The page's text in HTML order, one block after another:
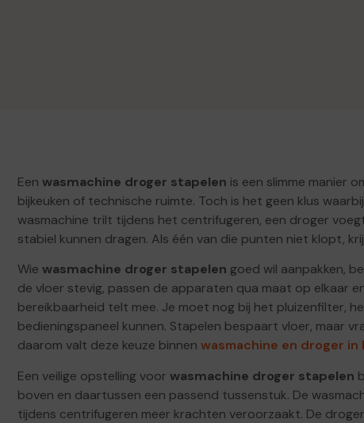
Een wasmachine droger stapelen is een slimme manier
bijkeuken of technische ruimte. Toch is het geen klus
wasmachine trilt tijdens het centrifugeren, een droger
stabiel kunnen dragen. Als één van die punten niet klopt,
Wie wasmachine droger stapelen goed wil aanpakken,
de vloer stevig, passen de apparaten qua maat op elkaar
bereikbaarheid telt mee. Je moet nog bij het pluizenfilter,
bedieningspaneel kunnen. Stapelen bespaart vloer, maar
daarom valt deze keuze binnen wasmachine en droger in
Een veilige opstelling voor wasmachine droger stapelen
boven en daartussen een passend tussenstuk. De
tijdens centrifugeren meer krachten veroorzaakt. De